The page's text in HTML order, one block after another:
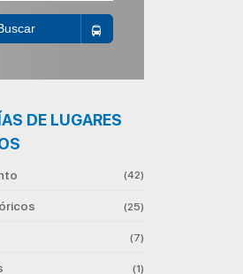
DE LUGARES
(42)
(25)
(7)
(1)